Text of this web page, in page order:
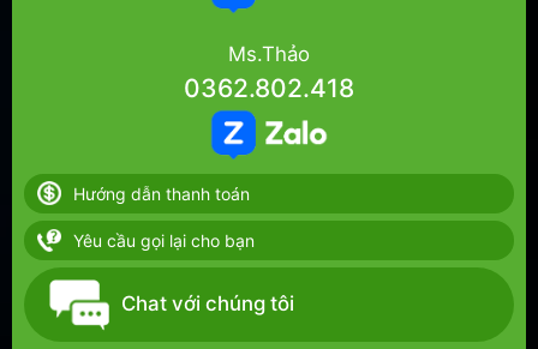
Ms.Thảo
0362.802.418
Hướng dẫn thanh toán
Yêu cầu gọi lại cho bạn
Chat với chúng tôi